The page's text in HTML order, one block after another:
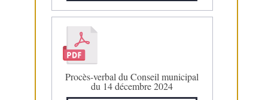
Procès-verbal du Conseil municipal
du 14 décembre 2024